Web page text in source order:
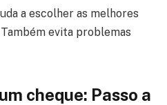
a escolher as melhores
evita problemas
cheque: Passo a